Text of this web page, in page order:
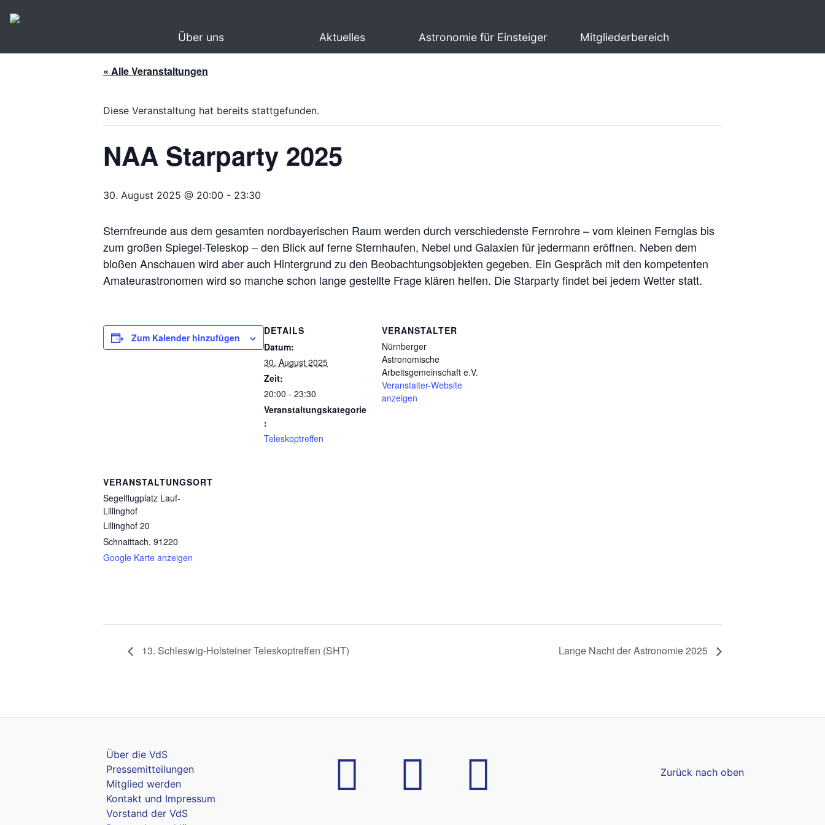
Über uns Aktuelles Astronomie für Einsteiger Mitgliederbereich
« Alle Veranstaltungen
Diese Veranstaltung hat bereits stattgefunden.
NAA Starparty 2025
30. August 2025 @ 20:00 - 23:30
Sternfreunde aus dem gesamten nordbayerischen Raum werden durch verschiedenste Fernrohre – vom kleinen Fernglas bis
zum großen Spiegel-Teleskop – den Blick auf ferne Sternhaufen, Nebel und Galaxien für jedermann eröffnen. Neben dem
bloßen Anschauen wird aber auch Hintergrund zu den Beobachtungsobjekten gegeben. Ein Gespräch mit den kompetenten
Amateurastronomen wird so manche schon lange gestellte Frage klären helfen. Die Starparty findet bei jedem Wetter statt.
Zum Kalender hinzufügen
DETAILS
Datum:
30. August 2025
Zeit:
20:00 - 23:30
Veranstaltungskategorie
:
Teleskoptreffen
VERANSTALTER
Nürnberger
Astronomische
Arbeitsgemeinschaft e.V.
Veranstalter-Website
anzeigen
VERANSTALTUNGSORT
Segelflugplatz Lauf-
Lillinghof
Lillinghof 20
Schnaittach, 91220
Google Karte anzeigen
13. Schleswig-Holsteiner Teleskoptreffen (SHT) Lange Nacht der Astronomie 2025
Über die VdS
Pressemitteilungen
Mitglied werden
Kontakt und Impressum
Vorstand der VdS
Zurück nach oben